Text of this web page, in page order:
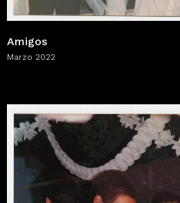
Amigos
Marzo 2022